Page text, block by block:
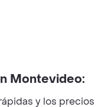
ti
Montevideo:
y los precios